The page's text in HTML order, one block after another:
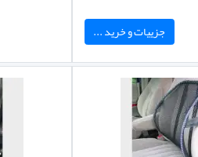
جزییات و خرید ...